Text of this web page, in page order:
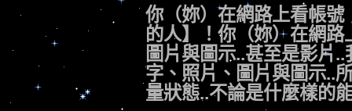
你（妳）在網路上看帳
的人】！你（妳）在網
圖片與圖示..甚至是影片
字、照片、圖片與圖示..
量狀態..不論是什麼樣的